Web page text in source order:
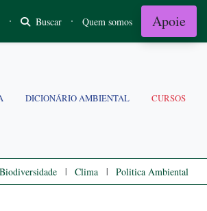
· Buscar · Quem somos Apoie
DICIONÁRIO AMBIENTAL CURSOS
Biodiversidade | Clima | Politica Ambiental